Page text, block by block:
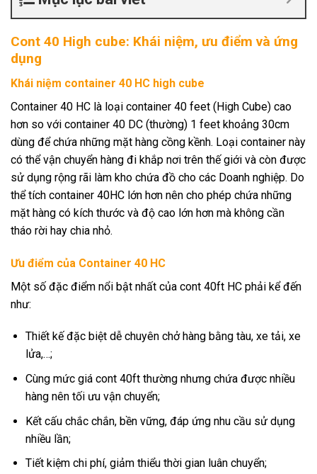
Cont 40 High cube: Khái niệm, ưu điểm và ứng
dụng
Khái niệm container 40 HC high cube
Container 40 HC là loại container 40 feet (High Cube) cao
hơn so với container 40 DC (thường) 1 feet khoảng 30cm
dùng để chứa những mặt hàng cồng kềnh. Loại container này
có thể vận chuyển hàng đi khắp nơi trên thế giới và còn được
sử dụng rộng rãi làm kho chứa đồ cho các Doanh nghiệp. Do
thể tích container 40HC lớn hơn nên cho phép chứa những
mặt hàng có kích thước và độ cao lớn hơn mà không cần
tháo rời hay chia nhỏ.
Ưu điểm của Container 40 HC
Một số đặc điểm nổi bật nhất của cont 40ft HC phải kể đến
như:
Thiết kế đặc biệt dễ chuyên chở hàng bằng tàu, xe tải, xe
lửa,…;
Cùng mức giá cont 40ft thường nhưng chứa được nhiều
hàng nên tối ưu vận chuyển;
Kết cấu chắc chắn, bền vững, đáp ứng nhu cầu sử dụng
nhiều lần;
Tiết kiệm chi phí, giảm thiểu thời gian luân chuyển;